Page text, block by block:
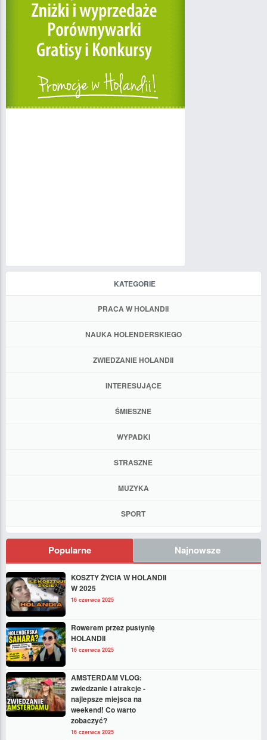
KATEGORIE
PRACA W HOLANDII
NAUKA HOLENDERSKIEGO
ZWIEDZANIE HOLANDII
INTERESUJĄCE
ŚMIESZNE
WYPADKI
STRASZNE
MUZYKA
SPORT
Popularne Najnowsze
KOSZTY ŻYCIA W HOLANDII
W 2025
16 czerwca 2025
Rowerem przez pustynię
HOLANDII
16 czerwca 2025
AMSTERDAM VLOG:
zwiedzanie i atrakcje -
najlepsze miejsca na
weekend! Co warto
zobaczyć?
16 czerwca 2025